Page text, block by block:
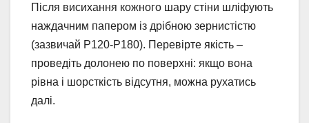
Після висихання кожного шару стіни шліфують
наждачним папером із дрібною зернистістю
(зазвичай P120-P180). Перевірте якість –
проведіть долонею по поверхні: якщо вона
рівна і шорсткість відсутня, можна рухатись
далі.